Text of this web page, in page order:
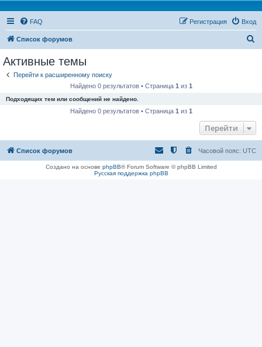
FAQ Вход
Регистрация
Список форумов
Активные темы
Перейти к расширенному поиску
Найдено 0 результатов • Страница 1 из 1
Подходящих тем или сообщений не найдено.
Найдено 0 результатов • Страница 1 из 1
Перейти
Список форумов Часовой пояс: UTC
Создано на основе phpBB® Forum Software © phpBB Limited
Русская поддержка phpBB